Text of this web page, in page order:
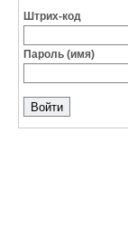
Штрих-код
Пароль (имя)